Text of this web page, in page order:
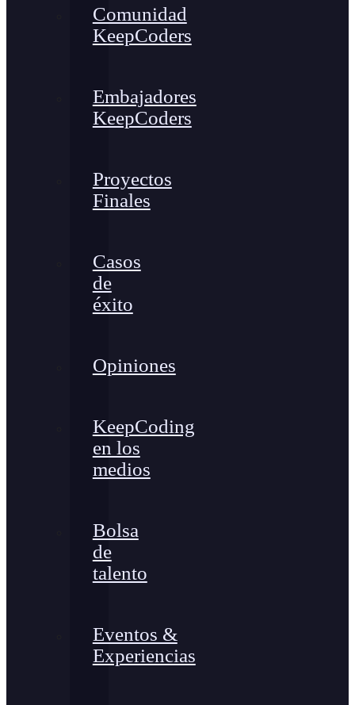
Comunidad
KeepCoders
Embajadores
KeepCoders
Proyectos
Finales
Casos
de
éxito
Opiniones
KeepCoding
en los
medios
Bolsa
de
talento
Eventos &
Experiencias